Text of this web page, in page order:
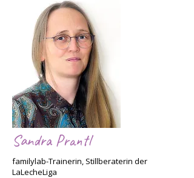
Sandra Prantl
familylab-Trainerin, Stillberaterin der
LaLecheLiga